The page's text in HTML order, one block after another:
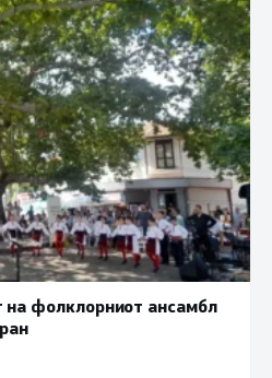
на фолклорниот ансамбл